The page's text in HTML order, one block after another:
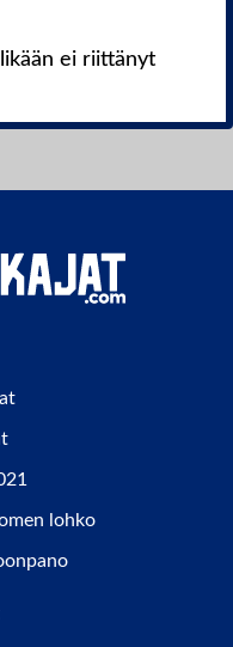
ei riittänyt
lohko